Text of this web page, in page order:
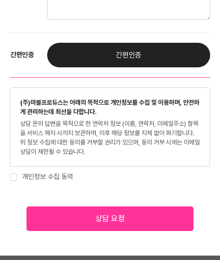
간편인증 간편인증
(주)마블프로듀스는 아래의 목적으로 개인정보를 수집 및 이용하며, 안전하
게 관리하는데 최선을 다합니다.
상담 문의 답변을 목적으로 한 연락처 정보 (이름, 연락처, 이메일주소) 항목
을 서비스 해지 시까지 보관하며, 이후 해당 정보를 지체 없이 파기합니다.
위 정보 수집에 대한 동의를 거부할 권리가 있으며, 동의 거부 시에는 이메일
상담이 제한될 수 있습니다.
개인정보 수집 동의
상담 요청